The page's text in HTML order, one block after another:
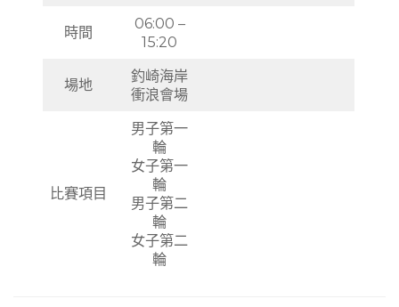
時間
06:00 –
15:20
場地
釣崎海岸
衝浪會場
比賽項目
男子第一
輪
女子第一
輪
男子第二
輪
女子第二
輪